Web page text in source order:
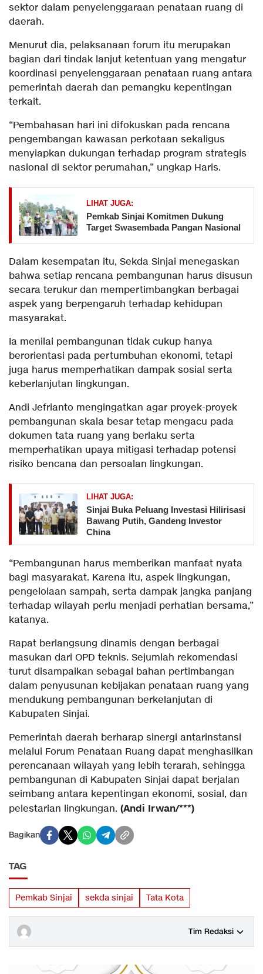
sektor dalam penyelenggaraan penataan ruang di
daerah.
Menurut dia, pelaksanaan forum itu merupakan
bagian dari tindak lanjut ketentuan yang mengatur
koordinasi penyelenggaraan penataan ruang antara
pemerintah daerah dan pemangku kepentingan
terkait.
“Pembahasan hari ini difokuskan pada rencana
pengembangan kawasan perkotaan sekaligus
menyiapkan dukungan terhadap program strategis
nasional di sektor perumahan,” ungkap Haris.
LIHAT JUGA:
Pemkab Sinjai Komitmen Dukung
Target Swasembada Pangan Nasional
Dalam kesempatan itu, Sekda Sinjai menegaskan
bahwa setiap rencana pembangunan harus disusun
secara terukur dan mempertimbangkan berbagai
aspek yang berpengaruh terhadap kehidupan
masyarakat.
Ia menilai pembangunan tidak cukup hanya
berorientasi pada pertumbuhan ekonomi, tetapi
juga harus memperhatikan dampak sosial serta
keberlanjutan lingkungan.
Andi Jefrianto mengingatkan agar proyek-proyek
pembangunan skala besar tetap mengacu pada
dokumen tata ruang yang berlaku serta
memperhatikan upaya mitigasi terhadap potensi
risiko bencana dan persoalan lingkungan.
LIHAT JUGA:
Sinjai Buka Peluang Investasi Hilirisasi
Bawang Putih, Gandeng Investor
China
“Pembangunan harus memberikan manfaat nyata
bagi masyarakat. Karena itu, aspek lingkungan,
pengelolaan sampah, serta dampak jangka panjang
terhadap wilayah perlu menjadi perhatian bersama,”
katanya.
Rapat berlangsung dinamis dengan berbagai
masukan dari OPD teknis. Sejumlah rekomendasi
turut disampaikan sebagai bahan pertimbangan
dalam penyusunan kebijakan penataan ruang yang
mendukung pembangunan berkelanjutan di
Kabupaten Sinjai.
Pemerintah daerah berharap sinergi antarinstansi
melalui Forum Penataan Ruang dapat menghasilkan
perencanaan wilayah yang lebih terarah, sehingga
pembangunan di Kabupaten Sinjai dapat berjalan
seimbang antara kepentingan ekonomi, sosial, dan
pelestarian lingkungan. (Andi Irwan/***)
Bagikan
TAG
Pemkab Sinjai sekda sinjai Tata Kota
Tim Redaksi